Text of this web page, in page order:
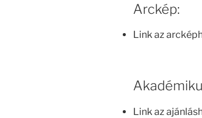
Arckép:
Link az
Link az